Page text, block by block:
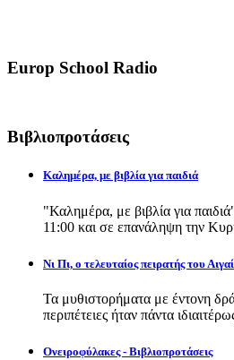
Europ School Radio
Βιβλιοπροτάσεις
Καλημέρα, με βιβλία για παιδιά
"Καλημέρα, με βιβλία για
11:00 και σε επανάληψη την
Νι Πι, ο τελευταίος πειρατής του
Τα μυθιστορήματα με έντονη
περιπέτειες ήταν πάντα
Ονειροφύλακες - Βιβλιοπροτάσεις